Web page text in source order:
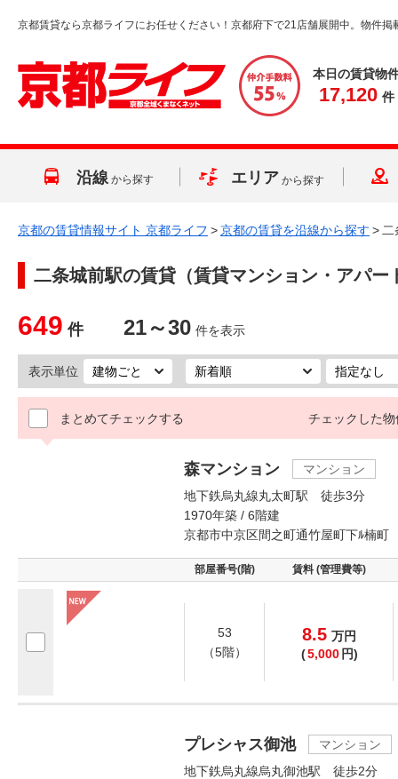
京都賃貸なら京都ライフにお任せください！京都府下で21店舗展開中。物件掲
本日の賃貸物
17,120 件
沿線 から探す エリア から探す
京都の賃貸情報サイト 京都ライフ >京都の賃貸を沿線から探す >
二条城前駅の賃貸（賃貸マンション・アパー
649 件 21～30 件を表示
表示単位
まとめてチェックする チェックした物
森マンション
マンション
地下鉄烏丸線丸太町駅 徒歩3分
1970年築 / 6階建
京都市中京区間之町通竹屋町下ﾙ楠町
部屋番号(階) 賃料 (管理費等)
53
（5階）
8.5 万円
(5,000 円)
プレシャス御池
マンション
地下鉄烏丸線烏丸御池駅 徒歩2分